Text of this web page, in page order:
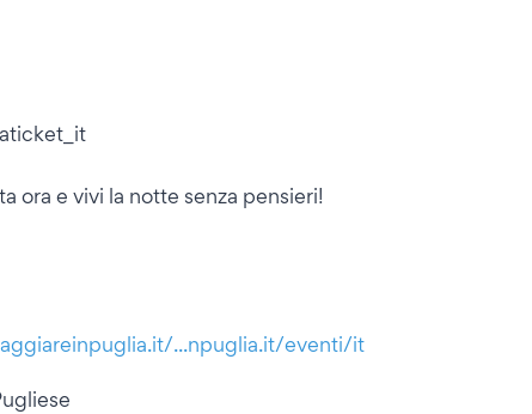
ora e vivi la notte senza pensieri!
...npuglia.it/eventi/it